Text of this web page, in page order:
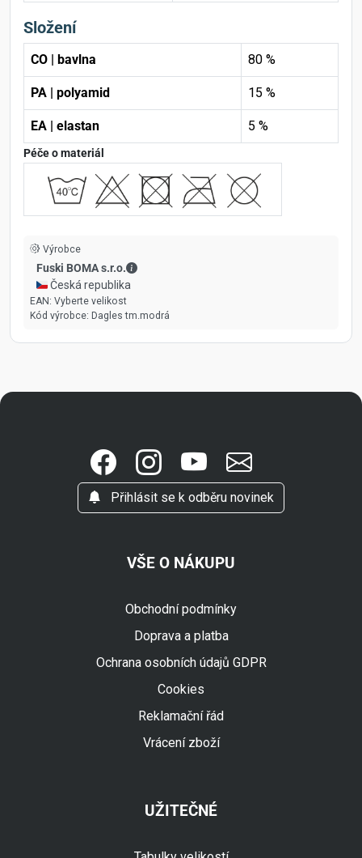
Složení
CO | bavlna 80 %
PA | polyamid 15 %
EA | elastan 5 %
Péče o materiál
Výrobce
Fuski BOMA s.r.o.
Fuski BOMA s.r.o. - Kontaktní údaje
🇨🇿 Česká republika
EAN: Vyberte velikost
Kód výrobce: Dagles tm.modrá
Přihlásit se k odběru novinek
VŠE O NÁKUPU
Obchodní podmínky
Doprava a platba
Ochrana osobních údajů GDPR
Cookies
Reklamační řád
Vrácení zboží
UŽITEČNÉ